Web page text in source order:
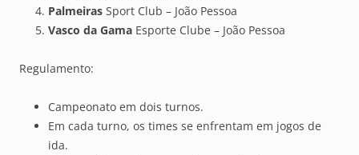
Palmeiras Sport Club – João Pessoa
Vasco da Gama Esporte Clube – João Pessoa
Regulamento:
Campeonato em dois turnos.
Em cada turno, os times se enfrentam em jogos de
ida.